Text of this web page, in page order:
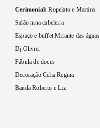
Cerimonial: Ropelato e Martins
Salão nina cabeleira
Espaço e buffet Mirante das águas
Dj Olivier
Fábula de doces
Decoração Celia Regina
Banda Roberto e Liz